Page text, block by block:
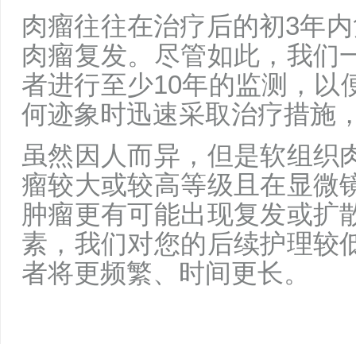
肉瘤往往在治疗后的初3年
肉瘤复发。尽管如此，我们
者进行至少10年的监测，以
何迹象时迅速采取治疗措施
虽然因人而异，但是软组织
瘤较大或较高等级且在显微
肿瘤更有可能出现复发或扩
素，我们对您的后续护理较
者将更频繁、时间更长。